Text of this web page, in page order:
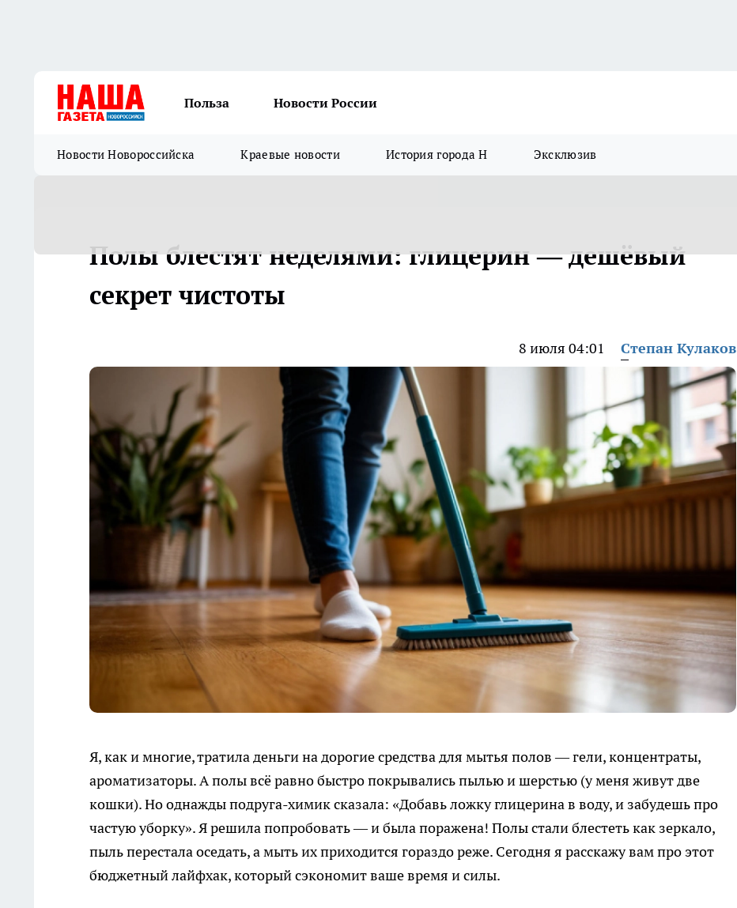
Польза Новости России
Новости Новороссийска Краевые новости История города Н Эксклюзив
Полы блестят неделями: глицерин — дешёвый
секрет чистоты
8 июля 04:01 Степан Кулаков
Я, как и многие, тратила деньги на дорогие средства для мытья полов — гели, концентраты,
ароматизаторы. А полы всё равно быстро покрывались пылью и шерстью (у меня живут две
кошки). Но однажды подруга-химик сказала: «Добавь ложку глицерина в воду, и забудешь про
частую уборку». Я решила попробовать — и была поражена! Полы стали блестеть как зеркало,
пыль перестала оседать, а мыть их приходится гораздо реже. Сегодня я расскажу вам про этот
бюджетный лайфхак, который сэкономит ваше время и силы.